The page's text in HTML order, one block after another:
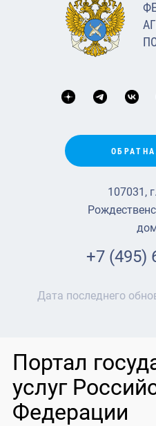
107031,
+7 (495)
Дата последнего
Портал
услуг
Федерации